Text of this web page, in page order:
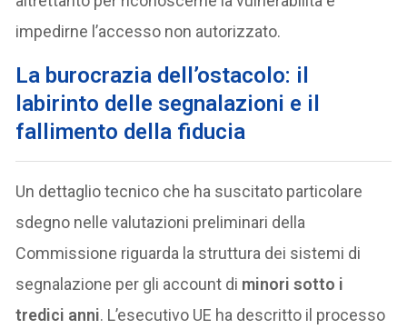
impedirne l’accesso non autorizzato.
La burocrazia dell’ostacolo: il
labirinto delle segnalazioni e il
fallimento della fiducia
Un dettaglio tecnico che ha suscitato particolare
sdegno nelle valutazioni preliminari della
Commissione riguarda la struttura dei sistemi di
segnalazione per gli account di minori sotto i
tredici anni. L’esecutivo UE ha descritto il processo